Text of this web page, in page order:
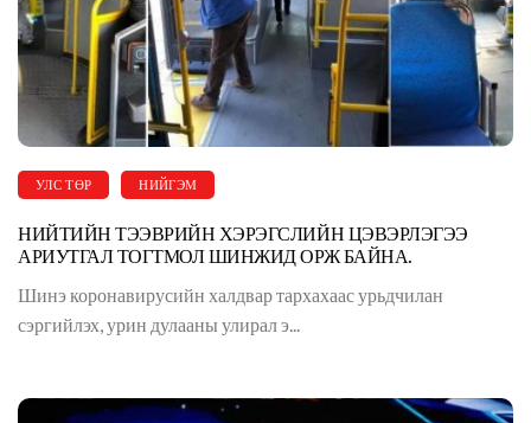
УЛС ТӨР НИЙГЭМ
НИЙТИЙН ТЭЭВРИЙН ХЭРЭГСЛИЙН ЦЭВЭРЛЭГЭЭ
АРИУТГАЛ ТОГТМОЛ ШИНЖИД ОРЖ БАЙНА.
Шинэ коронавирусийн халдвар тархахаас урьдчилан
сэргийлэх, урин дулааны улирал э...